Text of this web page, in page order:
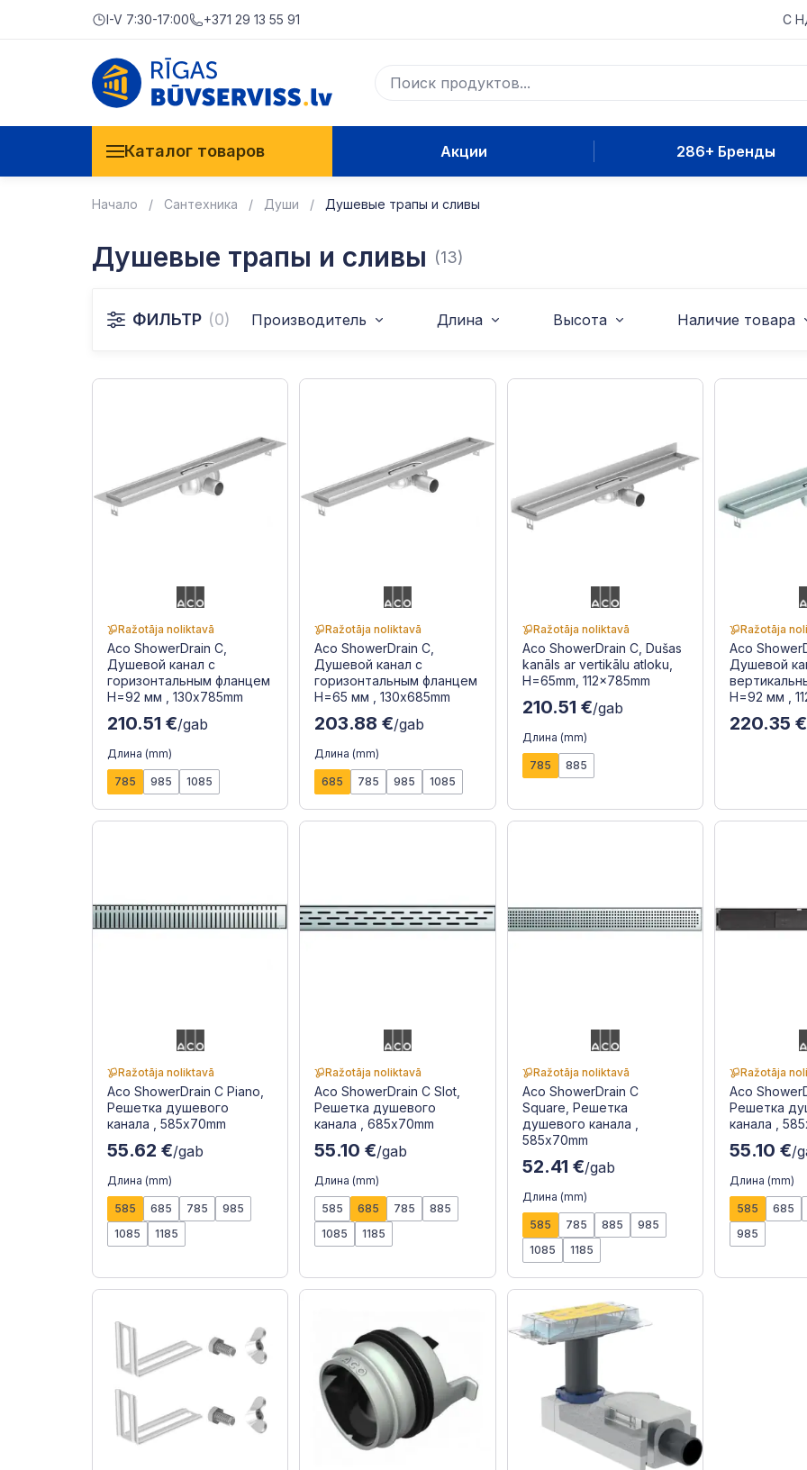
I-V 7:30-17:00 +371 29 13 55 91 С
Каталог товаров Акции 286+ Бренды
Начало Сантехника Души Душевые трапы и сливы
Душевые трапы и сливы (13)
ФИЛЬТР (0) Производитель Длина Высота Наличие товара
Ražotāja noliktavā
Aco ShowerDrain C,
Душевой канал с
горизонтальным фланцем
H=92 мм , 130x785mm
210.51 €/gab
Длина (mm)
785 985 1085
Ražotāja noliktavā
Aco ShowerDrain C,
Душевой канал с
горизонтальным фланцем
H=65 мм , 130x685mm
203.88 €/gab
Длина (mm)
685 785 985 1085
Ražotāja noliktavā
Aco ShowerDrain C, Dušas
kanāls ar vertikālu atloku,
H=65mm, 112x785mm
210.51 €/gab
Длина (mm)
785 885
Ražotāja
Aco
Душевой
H=92 мм ,
220.35 €
Ražotāja noliktavā
Aco ShowerDrain C Piano,
Решетка душевого
канала , 585x70mm
55.62 €/gab
Длина (mm)
585 685 785
985
1085
1185
Ražotāja noliktavā
Aco ShowerDrain C Slot,
Решетка душевого
канала , 685x70mm
55.10 €/gab
Длина (mm)
585 685 785
885
1085
1185
Ražotāja noliktavā
Aco ShowerDrain C
Square, Решетка
душевого канала ,
585x70mm
52.41 €/gab
Длина (mm)
585 785 885
985
1085
1185
Ražotāja
Aco
Решетка
канала ,
55.10 €/
Длина (mm)
585 685
985